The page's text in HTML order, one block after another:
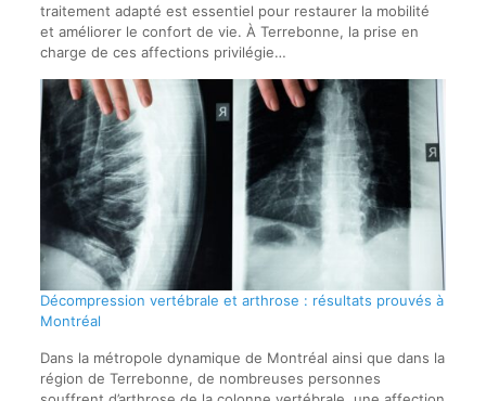
traitement adapté est essentiel pour restaurer la mobilité
et améliorer le confort de vie. À Terrebonne, la prise en
charge de ces affections privilégie…
Décompression vertébrale et arthrose : résultats prouvés à
Montréal
Dans la métropole dynamique de Montréal ainsi que dans la
région de Terrebonne, de nombreuses personnes